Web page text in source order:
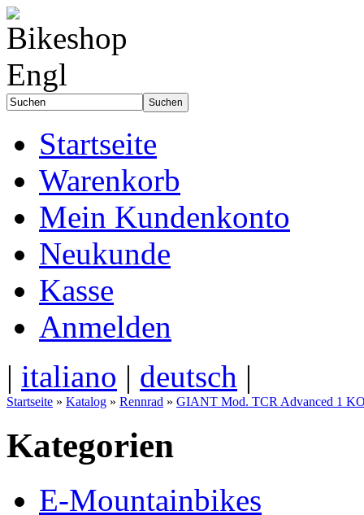
Startseite
Warenkorb
Mein Kundenkonto
Neukunde
Kasse
Anmelden
| italiano | deutsch |
Startseite » Katalog » Rennrad » GIANT Mod. TCR Advanced 1
Kategorien
E-Mountainbikes